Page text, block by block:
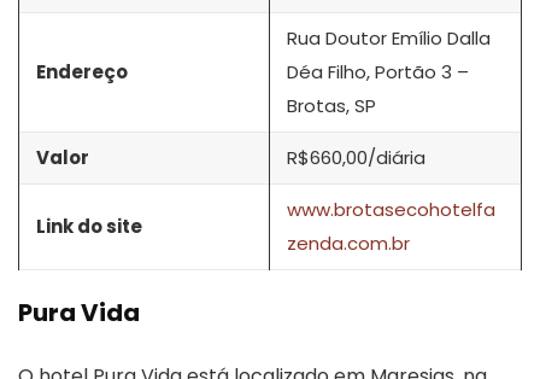
Endereço
Rua Doutor Emílio Dalla
Déa Filho, Portão 3 –
Brotas, SP
Valor R$660,00/diária
Link do site
www.brotasecohotelfa
zenda.com.br
Pura Vida